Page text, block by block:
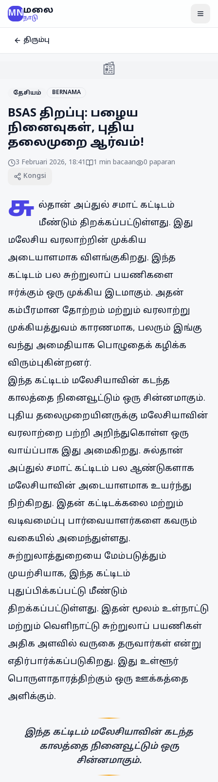
MNமலை
நாடு
திரும்பு
📰
தேசியம் BERNAMA
BSAS திறப்பு: பழைய
நினைவுகள், புதிய
தலைமுறை ஆர்வம்!
3 Februari 2026, 18:41 1 min bacaan 0 paparan
Kongsi
சு ல்தான் அப்துல் சமாட் கட்டிடம்
மீண்டும் திறக்கப்பட்டுள்ளது. இது
மலேசிய வரலாற்றின் முக்கிய
அடையாளமாக விளங்குகிறது. இந்த
கட்டிடம் பல சுற்றுலாப் பயணிகளை
ஈர்க்கும் ஒரு முக்கிய இடமாகும். அதன்
கம்பீரமான தோற்றம் மற்றும் வரலாற்று
முக்கியத்துவம் காரணமாக, பலரும் இங்கு
வந்து அமைதியாக பொழுதைக் கழிக்க
விரும்புகின்றனர்.
இந்த கட்டிடம் மலேசியாவின் கடந்த
காலத்தை நினைவூட்டும் ஒரு சின்னமாகும்.
புதிய தலைமுறையினருக்கு மலேசியாவின்
வரலாற்றை பற்றி அறிந்துகொள்ள ஒரு
வாய்ப்பாக இது அமைகிறது. சுல்தான்
அப்துல் சமாட் கட்டிடம் பல ஆண்டுகளாக
மலேசியாவின் அடையாளமாக உயர்ந்து
நிற்கிறது. இதன் கட்டிடக்கலை மற்றும்
வடிவமைப்பு பார்வையாளர்களை கவரும்
வகையில் அமைந்துள்ளது.
சுற்றுலாத்துறையை மேம்படுத்தும்
முயற்சியாக, இந்த கட்டிடம்
புதுப்பிக்கப்பட்டு மீண்டும்
திறக்கப்பட்டுள்ளது. இதன் மூலம் உள்நாட்டு
மற்றும் வெளிநாட்டு சுற்றுலாப் பயணிகள்
அதிக அளவில் வருகை தருவார்கள் என்று
எதிர்பார்க்கப்படுகிறது. இது உள்ளூர்
பொருளாதாரத்திற்கும் ஒரு ஊக்கத்தை
அளிக்கும்.
இந்த கட்டிடம் மலேசியாவின் கடந்த
காலத்தை நினைவூட்டும் ஒரு
சின்னமாகும்.